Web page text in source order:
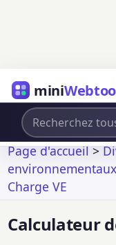
mini
Page d'accueil>
environnementaux
Charge VE
Calculateur